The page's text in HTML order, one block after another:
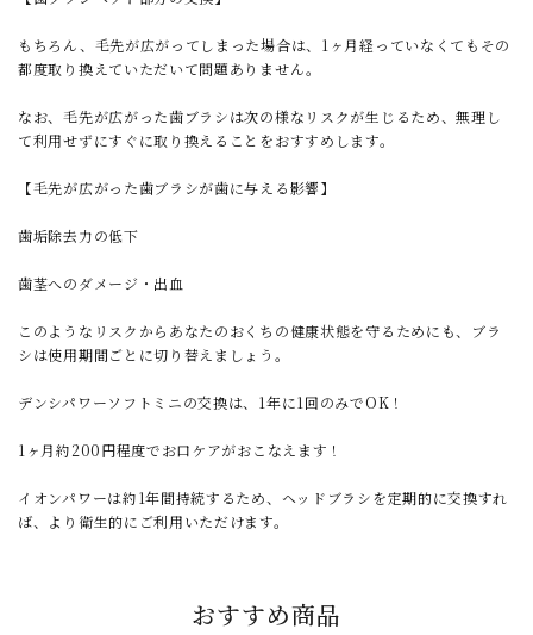
もちろん、毛先が広がってしまった場合は、1ヶ月経っていなくてもその
都度取り換えていただいて問題ありません。
なお、毛先が広がった歯ブラシは次の様なリスクが生じるため、無理し
て利用せずにすぐに取り換えることをおすすめします。
【毛先が広がった歯ブラシが歯に与える影響】
歯垢除去力の低下
歯茎へのダメージ・出血
このようなリスクからあなたのおくちの健康状態を守るためにも、ブラ
シは使用期間ごとに切り替えましょう。
デンシパワーソフトミニの交換は、1年に1回のみでOK！
1ヶ月約200円程度でお口ケアがおこなえます！
イオンパワーは約1年間持続するため、ヘッドブラシを定期的に交換すれ
ば、より衛生的にご利用いただけます。
おすすめ商品